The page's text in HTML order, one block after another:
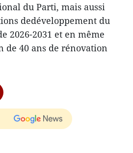
du Parti, mais aussi
dedéveloppement du
2026-2031 et en même
40 ans de rénovation